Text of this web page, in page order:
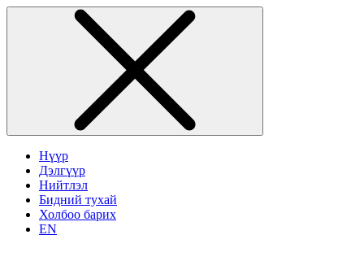
Нүүр
Дэлгүүр
Нийтлэл
Бидний тухай
Холбоо барих
EN